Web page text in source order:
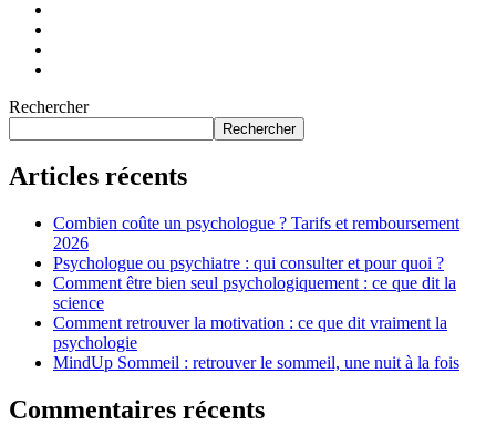
Rechercher
Rechercher
Articles récents
Combien coûte un psychologue ? Tarifs et remboursement
2026
Psychologue ou psychiatre : qui consulter et pour quoi ?
Comment être bien seul psychologiquement : ce que dit la
science
Comment retrouver la motivation : ce que dit vraiment la
psychologie
MindUp Sommeil : retrouver le sommeil, une nuit à la fois
Commentaires récents